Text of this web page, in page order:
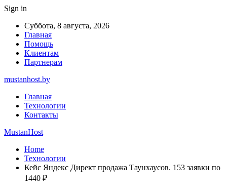
Sign in
Суббота, 8 августа, 2026
Главная
Помощь
Клиентам
Партнерам
mustanhost.by
Главная
Технологии
Контакты
MustanHost
Home
Технологии
Кейс Яндекс Директ продажа Таунхаусов. 153 заявки по
1440 ₽